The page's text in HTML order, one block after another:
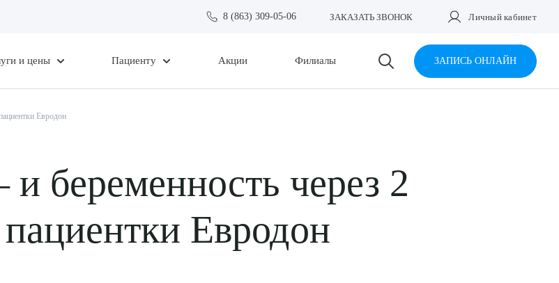
8 (863) 309-05-06 ЗАКАЗАТЬ ЗВОНОК Личный кабинет
и цены Пациенту Акции Филиалы ЗАПИСЬ ОНЛАЙН
Евродон
и беременность через 2
Евродон